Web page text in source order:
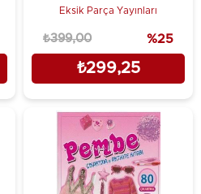
Eksik Parça Yayınları
₺299,25
₺399,00 %25